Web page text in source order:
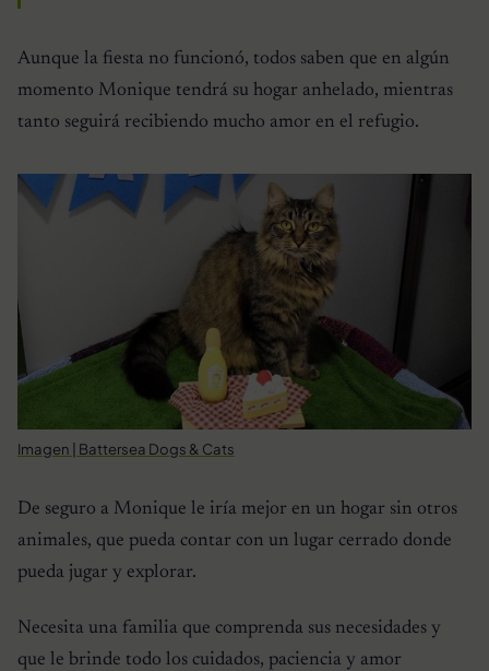
Aunque la fiesta no funcionó, todos saben que en algún
momento Monique tendrá su hogar anhelado, mientras
tanto seguirá recibiendo mucho amor en el refugio.
Imagen | Battersea Dogs & Cats
De seguro a Monique le iría mejor en un hogar sin otros
animales, que pueda contar con un lugar cerrado donde
pueda jugar y explorar.
Necesita una familia que comprenda sus necesidades y
que le brinde todo los cuidados, paciencia y amor